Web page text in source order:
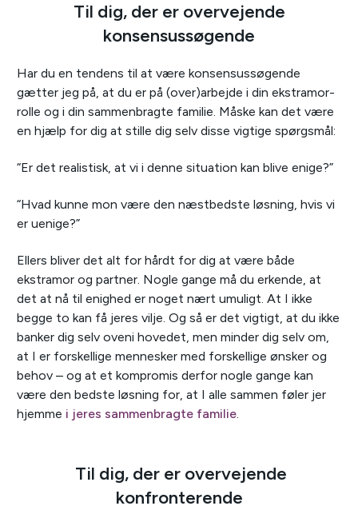
Til dig, der er overvejende
konsensussøgende
Har du en tendens til at være konsensussøgende
gætter jeg på, at du er på (over)arbejde i din ekstramor-
rolle og i din sammenbragte familie. Måske kan det være
en hjælp for dig at stille dig selv disse vigtige spørgsmål:
“Er det realistisk, at vi i denne situation kan blive enige?”
“Hvad kunne mon være den næstbedste løsning, hvis vi
er uenige?”
Ellers bliver det alt for hårdt for dig at være både
ekstramor og partner. Nogle gange må du erkende, at
det at nå til enighed er noget nært umuligt. At I ikke
begge to kan få jeres vilje. Og så er det vigtigt, at du ikke
banker dig selv oveni hovedet, men minder dig selv om,
at I er forskellige mennesker med forskellige ønsker og
behov – og at et kompromis derfor nogle gange kan
være den bedste løsning for, at I alle sammen føler jer
hjemme i jeres sammenbragte familie.
Til dig, der er overvejende
konfronterende